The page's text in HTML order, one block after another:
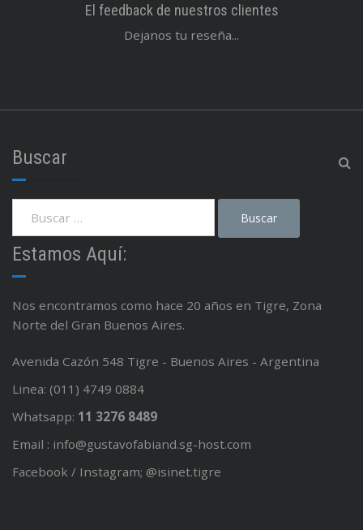
El feedback de nuestros clientes
Dejanos tu reseña...
Buscar
Estamos Aquí:
Nos encontramos como hace 20 años en Tigre, Zona
Norte del Gran Buenos Aires.
Avenida Cazón 548 Tigre - Buenos Aires - Argentina
Linea: (011) 4749 0884
Whatsapp: 11 3276 8489
Email : info@gustavofabiand.sg-host.com
Facebook / Instagram; @isinet.tigre